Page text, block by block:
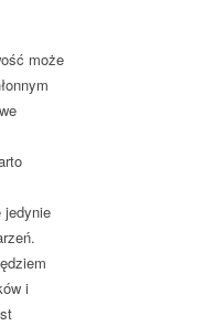
może
jedynie
i